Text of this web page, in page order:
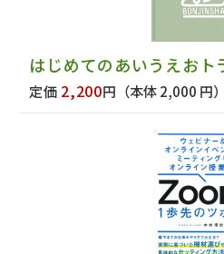
はじめてのあいうえおト
定価 2,200円 （本体 2,000 円）